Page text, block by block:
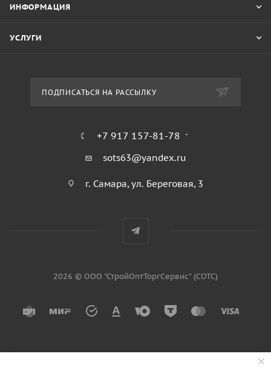
ИНФОРМАЦИЯ
УСЛУГИ
ПОДПИСАТЬСЯ НА РАССЫЛКУ
+7 917 157-81-78
sots63@yandex.ru
г. Самара, ул. Береговая, 3
2026 © ООО "СтройОптТоргСервис" (СОТС)